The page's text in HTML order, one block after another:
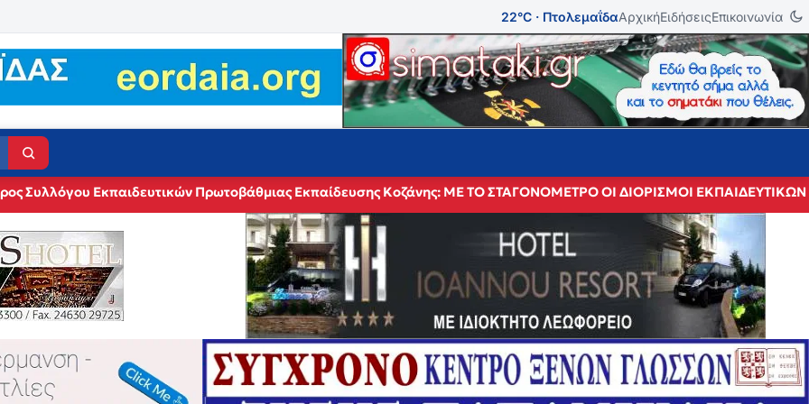
22°C · ΠτολεμαΐδαΑρχικήΕιδήσειςΕπικοινωνία
Συλλόγου Εκπαιδευτικών Πρωτοβάθμιας Εκπαίδευσης Κοζάνης: ΜΕ ΤΟ ΣΤΑΓΟΝΟΜΕΤΡΟ ΟΙ ΔΙΟΡΙΣΜΟΙ